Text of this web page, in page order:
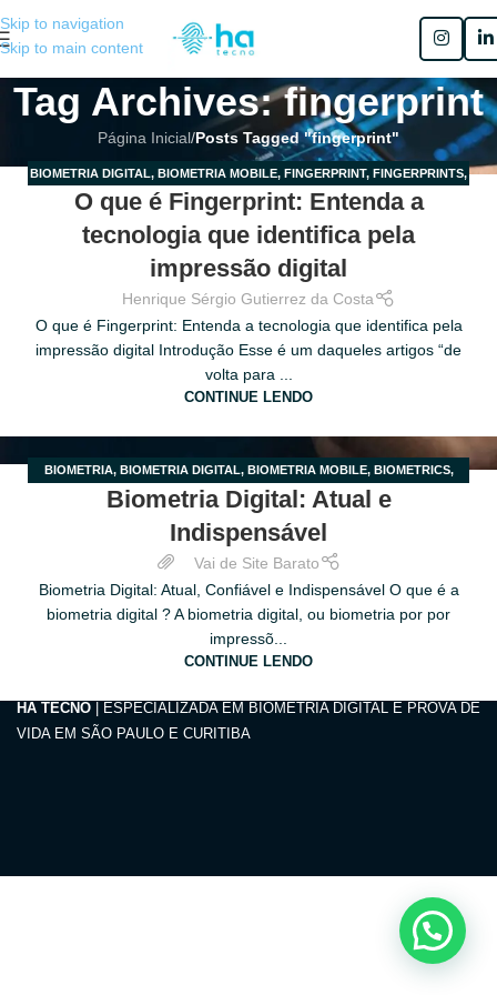
Skip to navigation
Skip to main content
Tag Archives: fingerprint
Página Inicial/Posts Tagged "fingerprint"
21
BIOMETRIA DIGITAL, BIOMETRIA MOBILE, FINGERPRINT, FINGERPRINTS,
IMPRESSÃO DIGITAL
O que é Fingerprint: Entenda a
tecnologia que identifica pela
impressão digital
Henrique Sérgio Gutierrez da Costa
O que é Fingerprint: Entenda a tecnologia que identifica pela
impressão digital Introdução Esse é um daqueles artigos “de
volta para ...
CONTINUE LENDO
10 BIOMETRIA, BIOMETRIA DIGITAL, BIOMETRIA MOBILE, BIOMETRICS,
IMPRESSÃO DIGITAL
Biometria Digital: Atual e
Indispensável
Vai de Site Barato
Biometria Digital: Atual, Confiável e Indispensável O que é a
biometria digital ? A biometria digital, ou biometria por por
impressõ...
CONTINUE LENDO
HA TECNO | ESPECIALIZADA EM BIOMETRIA DIGITAL E PROVA DE
VIDA EM SÃO PAULO E CURITIBA